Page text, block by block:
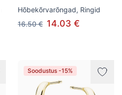
Hõbekõrvarõngad, Ringid
16.50 € 14.03 €
Soodustus -15%